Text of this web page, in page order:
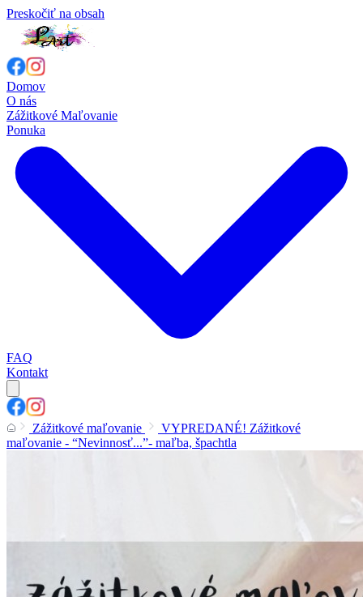
Preskočiť na obsah
Domov
O nás
Zážitkové Maľovanie
Ponuka
FAQ
Kontakt
Zážitkové maľovanie
VYPREDANÉ! Zážitkové
maľovanie - “Nevinnosť...”- maľba, špachtla